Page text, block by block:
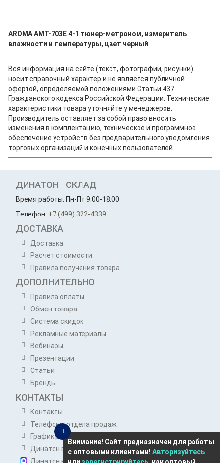
AROMA AMT-703E 4-1 тюнер-метроном, измеритель
влажности и температуры, цвет черный
Вся информация на сайте (текст, фотографии, рисунки)
носит справочный характер и не является публичной
офертой, определяемой положениями Статьи 437
Гражданского кодекса Российской Федерации. Технические
характеристики товара уточняйте у менеджеров.
Производитель оставляет за собой право вносить
изменения в комплектацию, техническое и программное
обеспечение устройств без предварительного уведомления
торговых организаций и конечных пользователей.
ДИНАТОН - СКЛАД
Время работы: Пн-Пт 9:00-18:00
Телефон: +7 (499) 322-4339
ДОСТАВКА
Доставка
Расчет стоимости
Правила получения товара
ДОПОЛНИТЕЛЬНО
Правила оплаты
Обмен товара
Система скидок
Рекламные материалы
Вебинары
Презентации
Статьи
Бренды
КОНТАКТЫ
Контакты
Телефоны отдела продаж
График работы отдела продаж
Динатон в Telegram
Динатон в Max
Внимание! Сайт предназначен для работы
с оптовыми клиентами! Авторизуйтесь